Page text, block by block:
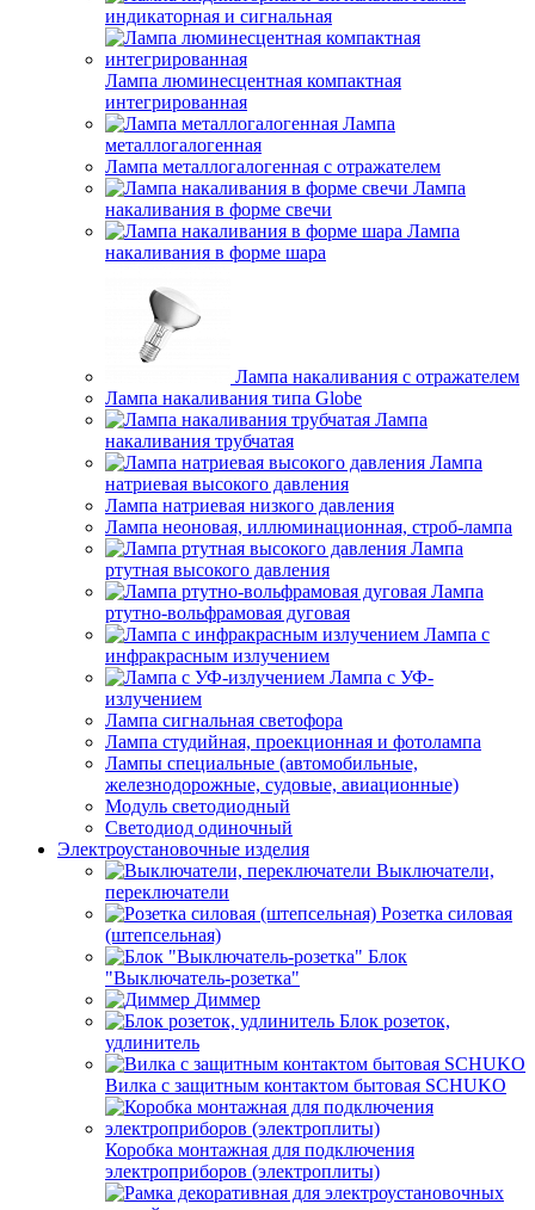
индикаторная и сигнальная
Лампа люминесцентная компактная
интегрированная
Лампа
металлогалогенная
Лампа металлогалогенная с отражателем
Лампа
накаливания в форме свечи
Лампа
накаливания в форме шара
Лампа накаливания с отражателем
Лампа накаливания типа Globe
Лампа
накаливания трубчатая
Лампа
натриевая высокого давления
Лампа натриевая низкого давления
Лампа неоновая, иллюминационная, строб-лампа
Лампа
ртутная высокого давления
Лампа
ртутно-вольфрамовая дуговая
Лампа с
инфракрасным излучением
Лампа с УФ-
излучением
Лампа сигнальная светофора
Лампа студийная, проекционная и фотолампа
Лампы специальные (автомобильные,
железнодорожные, судовые, авиационные)
Модуль светодиодный
Светодиод одиночный
Электроустановочные изделия
Выключатели,
переключатели
Розетка силовая
(штепсельная)
Блок
"Выключатель-розетка"
Диммер
Блок розеток,
удлинитель
Вилка с защитным контактом бытовая SCHUKO
Коробка монтажная для подключения
электроприборов (электроплиты)